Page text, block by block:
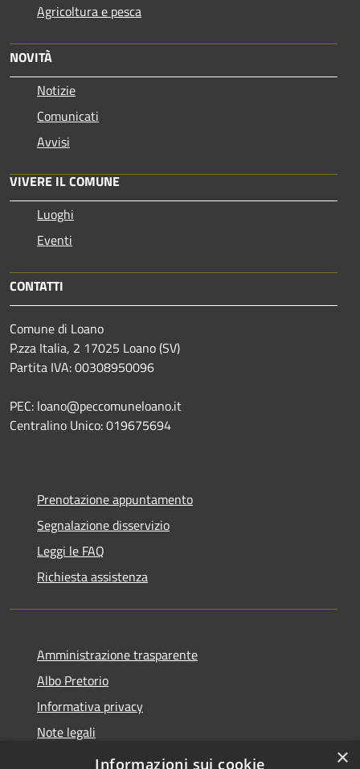
Agricoltura e pesca
NOVITÀ
Notizie
Comunicati
Avvisi
VIVERE IL COMUNE
Luoghi
Eventi
CONTATTI
Comune di Loano
P.zza Italia, 2 17025 Loano (SV)
Partita IVA: 00308950096
PEC: loano@peccomuneloano.it
Centralino Unico: 019675694
Prenotazione appuntamento
Segnalazione disservizio
Leggi le FAQ
Richiesta assistenza
Amministrazione trasparente
Albo Pretorio
Informativa privacy
Note legali
Dichiarazione di accessibilità
×
Informazioni sui cookie